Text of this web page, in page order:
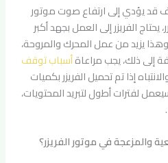
قد يؤدي إلى ارتفاع صوت موتور
يحتاج الفريزر إلى العمل بجهد أكبر
وهذا يزيد من عمل المحرك والمروحة،
إلى ذلك، يجب مراعاةأسباب توقف
إذا تم تحميل الفريزر بكميات
لفترات أطول لتبريد المحتويات،